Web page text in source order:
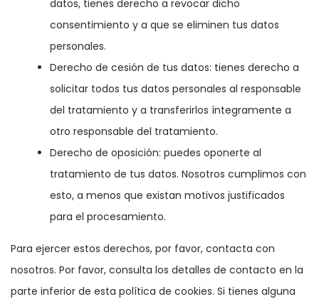
datos, tienes derecho a revocar dicho
consentimiento y a que se eliminen tus datos
personales.
Derecho de cesión de tus datos: tienes derecho a
solicitar todos tus datos personales al responsable
del tratamiento y a transferirlos íntegramente a
otro responsable del tratamiento.
Derecho de oposición: puedes oponerte al
tratamiento de tus datos. Nosotros cumplimos con
esto, a menos que existan motivos justificados
para el procesamiento.
Para ejercer estos derechos, por favor, contacta con
nosotros. Por favor, consulta los detalles de contacto en la
parte inferior de esta política de cookies. Si tienes alguna